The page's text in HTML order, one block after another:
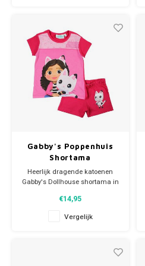
Gabby's Poppenhuis
Shortama
Heerlijk dragende katoenen
Gabby's Dollhouse shortama in
de meisjes zomer
pyjama staan Gabby en Pandy
Poek. Materiaal: 100% katoen.
€14,95
Vergelijk